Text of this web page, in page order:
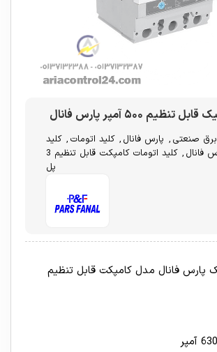
۵۰۰ آمپر پارس فانال
برق صنعتی , پارس فانال , کلید اتومات , کلید
فانال ,
کلید اتومات کامپکت قابل تنظیم 3
پل
پارس فانال مدل کامپکت قابل تنظیم